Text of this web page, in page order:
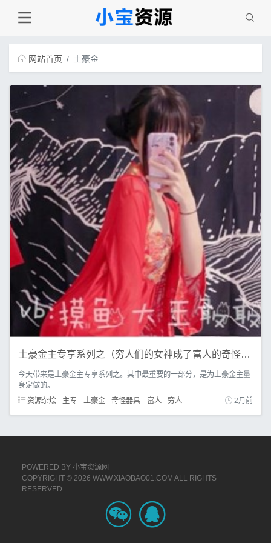
网站首页 土豪金
土豪金主专享系列之（穷人们的女神成了富人的奇怪器具）
今天带来是土豪金主专享系列之。其中最重要的一部分，是为土豪金主量
身定做的。
资源杂烩
主专 土豪金 奇怪器具 富人 穷人 2月前
POWERED BY 小宝资源网
COPYRIGHT © 2026 WWW.XIAOBAO01.COM ALL RIGHTS
RESERVED